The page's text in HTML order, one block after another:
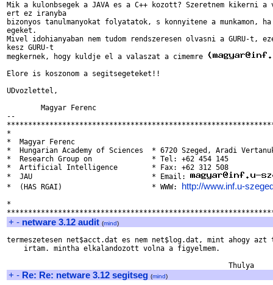
Mik a kulonbsegek a JAVA es a C++ kozott? Szeretnem kikerni a
ert ez iranyba
bizonyos tanulmanyokat folyatatok, s konnyitene a munkamon,
egeket.
Mivel idohianyaban nem tudom rendszeresen olvasni a GURU-t,
kesz GURU-t
megkernek, hogy kuldje el a valaszat a cimemre
Elore is koszonom a segitsegeteket!!
UDvozlettel,
--
*
*  Magyar Ferenc
*  Hungarian Academy of Sciences  * 6720 Szeged, Aradi
*  Research Group on              * Tel: +62 454 145
*  Artificial Intelligence        * Fax: +62 312 508
*  JAU                            * Email:
*  (HAS RGAI)                     * WWW: http://www.inf.u-
*
+ - netware 3.12 audit (mind)
termeszetesen net$acct.dat es nem net$log.dat, mint ahogy azt
    irtam. mintha elkalandozott volna a figyelmem.
+ - Re: Re: netware 3.12 segitseg (mind)